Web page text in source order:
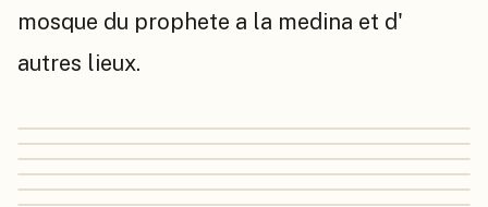
mosque du prophete a la medina et d'
autres lieux.